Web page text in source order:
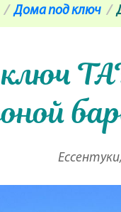
Дома под ключ